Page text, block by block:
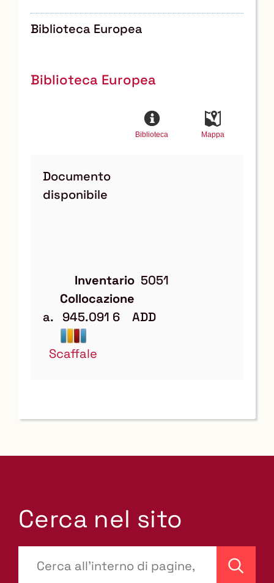
Biblioteca Europea
Biblioteca Europea
Mappa
Biblioteca
Documento
disponibile
Inventario 5051
Collocazione
a.   945.091 6    ADD
Scaffale
Cerca nel sito
site-
Cerca